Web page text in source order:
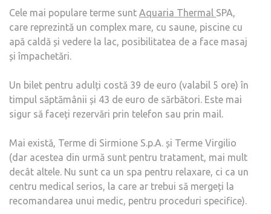
Cele mai populare terme sunt Aquaria Thermal SPA,
care reprezintă un complex mare, cu saune, piscine cu
apă caldă și vedere la lac, posibilitatea de a face masaj
și împachetări.
Un bilet pentru adulți costă 39 de euro (valabil 5 ore) în
timpul săptămânii și 43 de euro de sărbători. Este mai
sigur să faceți rezervări prin telefon sau prin mail.
Mai există, Terme di Sirmione S.p.A. și Terme Virgilio
(dar acestea din urmă sunt pentru tratament, mai mult
decât altele. Nu sunt ca un spa pentru relaxare, ci ca un
centru medical serios, la care ar trebui să mergeți la
recomandarea unui medic, pentru proceduri specifice).